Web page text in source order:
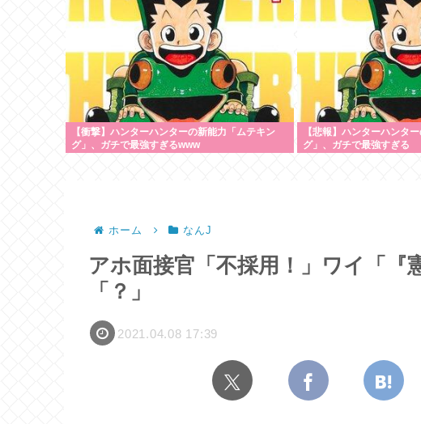
【衝撃】ハンターハンターの新能力「ムテキン
グ」、ガチで最強すぎるwww
【悲報】ハンターハンタ
グ」、ガチで最強すぎる
ホーム なんJ
アホ面接官「不採用！」ワイ「『
「？」
2021.04.08 17:39